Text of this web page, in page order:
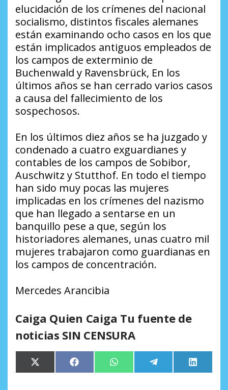
elucidación de los crímenes del nacional
socialismo, distintos fiscales alemanes
están examinando ocho casos en los que
están implicados antiguos empleados de
los campos de exterminio de
Buchenwald y Ravensbrück, En los
últimos años se han cerrado varios casos
a causa del fallecimiento de los
sospechosos.
En los últimos diez años se ha juzgado y
condenado a cuatro exguardianes y
contables de los campos de Sobibor,
Auschwitz y Stutthof. En todo el tiempo
han sido muy pocas las mujeres
implicadas en los crímenes del nazismo
que han llegado a sentarse en un
banquillo pese a que, según los
historiadores alemanes, unas cuatro mil
mujeres trabajaron como guardianas en
los campos de concentración.
Mercedes Arancibia
Caiga Quien Caiga Tu fuente de
noticias SIN CENSURA
Compartir
en
X
(Twitter)
Compartir
en
Facebook Compartir
en
WhatsApp Compartir
en
Telegram
en
LinkedIn